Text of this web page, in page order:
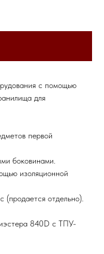
с помощью
для
первой
боковинами.
изоляционной
отдельно).
840D с ТПУ-